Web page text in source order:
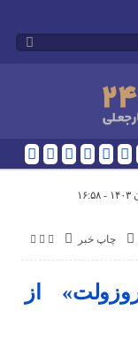
چاپ خبر
از